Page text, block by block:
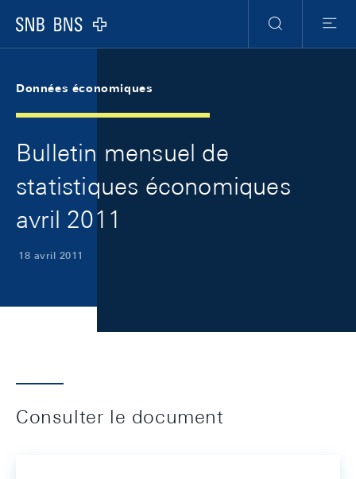
Logo
RechercheMenu
Données économiques
Bulletin mensuel de
statistiques économiques
avril 2011
18 avril 2011
Consulter le document